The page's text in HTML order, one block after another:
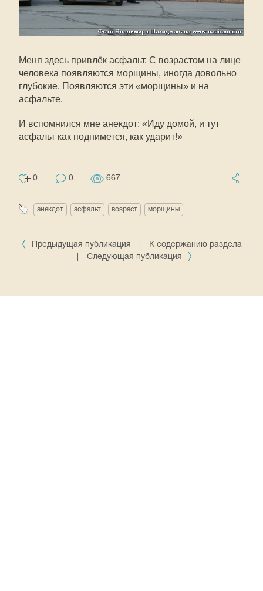
Меня здесь привлёк асфальт. С возрастом на лице
человека появляются морщины, иногда довольно
глубокие. Появляются эти «морщины» и на
асфальте.
И вспомнился мне анекдот: «Иду домой, и тут
асфальт как поднимется, как ударит!»
0 0 667
анекдот асфальт возраст морщины
Предыдущая публикация
К содержанию раздела
Следующая публикация